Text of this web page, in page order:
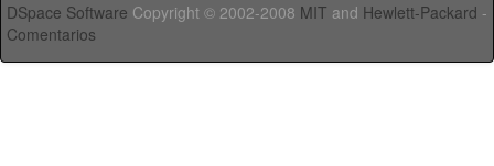
DSpace Software Copyright © 2002-2008 MIT and Hewlett-Packard -
Comentarios